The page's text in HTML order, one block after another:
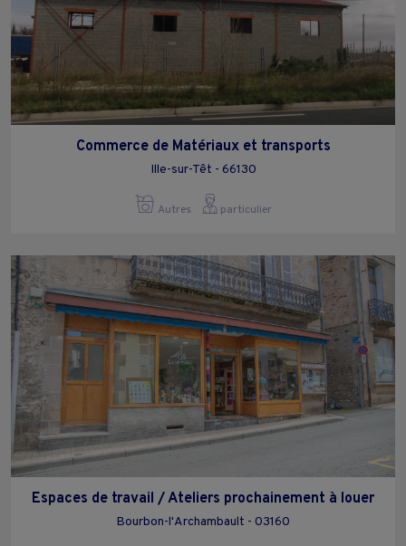
Commerce de Matériaux et transports
Ille-sur-Têt - 66130
Autres particulier
Espaces de travail / Ateliers prochainement à louer
Bourbon-l'Archambault - 03160